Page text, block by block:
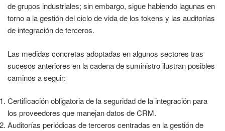
de grupos industriales; sin embargo, sigue habiendo lagunas en
torno a la gestión del ciclo de vida de los tokens y las auditorías
de integración de terceros.
Las medidas concretas adoptadas en algunos sectores tras
sucesos anteriores en la cadena de suministro ilustran posibles
caminos a seguir:
Certificación obligatoria de la seguridad de la integración para
los proveedores que manejan datos de CRM.
Auditorías periódicas de terceros centradas en la gestión de